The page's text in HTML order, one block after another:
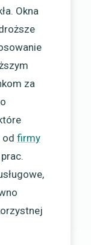
Okna
za
od firmy